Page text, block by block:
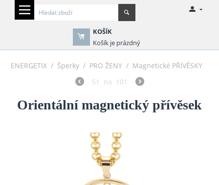
KOŠÍK
Košík je prázdný
ENERGETIX / Šperky / PRO ŽENY / Magnetické PŘÍVĚSKY
51
na 101
Orientální magnetický přívěsek